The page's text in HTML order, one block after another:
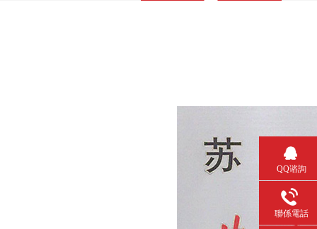
QQ谘詢
聯係電話